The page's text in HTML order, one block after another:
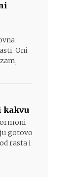
Oni
kakvu
gotovo
rasta i